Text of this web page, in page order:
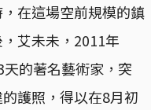
在這場空前規模的鎮
艾未未，2011年
天的著名藝術家，突
護照，得以在8月初